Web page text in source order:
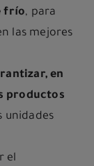
frío, para
las mejores
en
productos
unidades
el